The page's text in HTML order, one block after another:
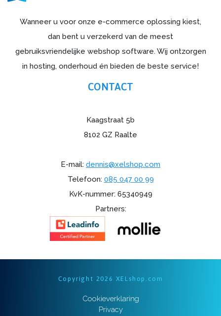
Wanneer u voor onze e-commerce oplossing kiest,
dan bent u verzekerd van de meest
gebruiksvriendelijke webshop software. Wij ontzorgen
in hosting, onderhoud én bieden de beste service!
CONTACT
Kaagstraat 5b
8102 GZ Raalte
E-mail: dennis@xelshop.com
Telefoon: 085 047 00 99
KvK-nummer: 65340949
Partners:
Copyright 2026 XELshop.com
Cookieverklaring
Privacy